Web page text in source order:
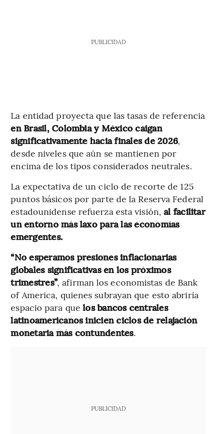
PUBLICIDAD
La entidad proyecta que las tasas de referencia
en Brasil, Colombia y México caigan
significativamente hacia finales de 2026,
desde niveles que aún se mantienen por
encima de los tipos considerados neutrales.
La expectativa de un ciclo de recorte de 125
puntos básicos por parte de la Reserva Federal
estadounidense refuerza esta visión,al facilitar
un entorno más laxo para las economías
emergentes.
“No esperamos presiones inflacionarias
globales significativas en los próximos
trimestres”, afirman los economistas de Bank
of America, quienes subrayan que esto abriría
espacio para quelos bancos centrales
latinoamericanos inicien ciclos de relajación
monetaria más contundentes.
PUBLICIDAD